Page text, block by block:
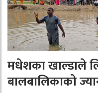
मधेशका खाल्डाले
बालबालिकाको